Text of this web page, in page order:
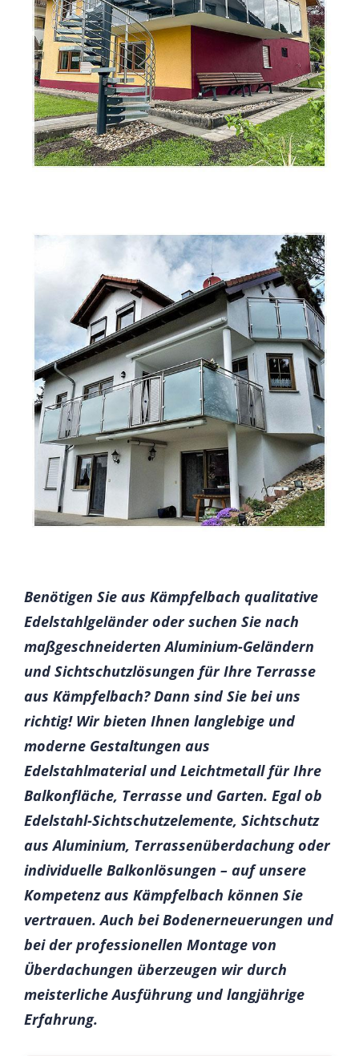
Benötigen Sie aus Kämpfelbach qualitative
Edelstahlgeländer oder suchen Sie nach
maßgeschneiderten Aluminium-Geländern
und Sichtschutzlösungen für Ihre Terrasse
aus Kämpfelbach? Dann sind Sie bei uns
richtig! Wir bieten Ihnen langlebige und
moderne Gestaltungen aus
Edelstahlmaterial und Leichtmetall für Ihre
Balkonfläche, Terrasse und Garten. Egal ob
Edelstahl-Sichtschutzelemente, Sichtschutz
aus Aluminium, Terrassenüberdachung oder
individuelle Balkonlösungen – auf unsere
Kompetenz aus Kämpfelbach können Sie
vertrauen. Auch bei Bodenerneuerungen und
bei der professionellen Montage von
Überdachungen überzeugen wir durch
meisterliche Ausführung und langjährige
Erfahrung.